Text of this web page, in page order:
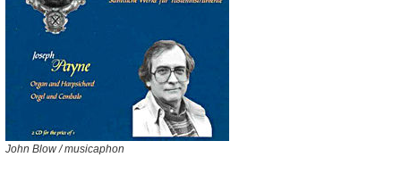
John Blow / musicaphon